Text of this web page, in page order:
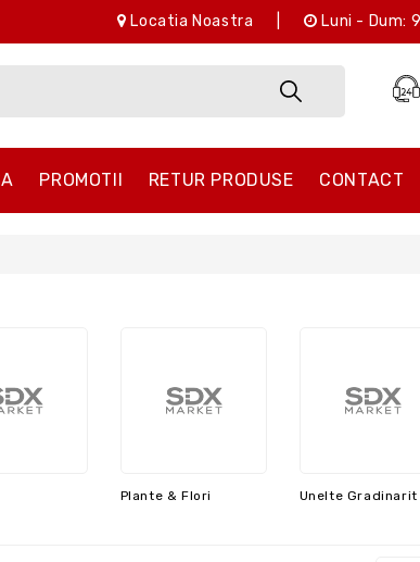
Locatia Noastra Luni - Dum:
PROMOTII RETUR PRODUSE CONTACT
Plante & Flori Unelte Gradinarit